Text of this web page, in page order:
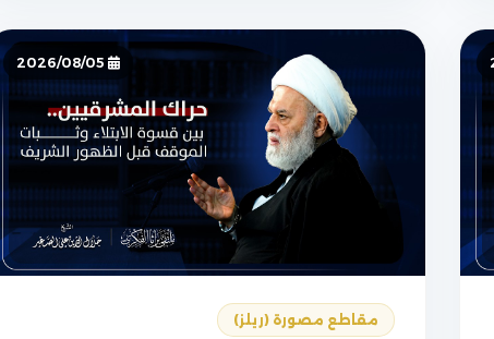
مقاطع مصورة (ريلز)